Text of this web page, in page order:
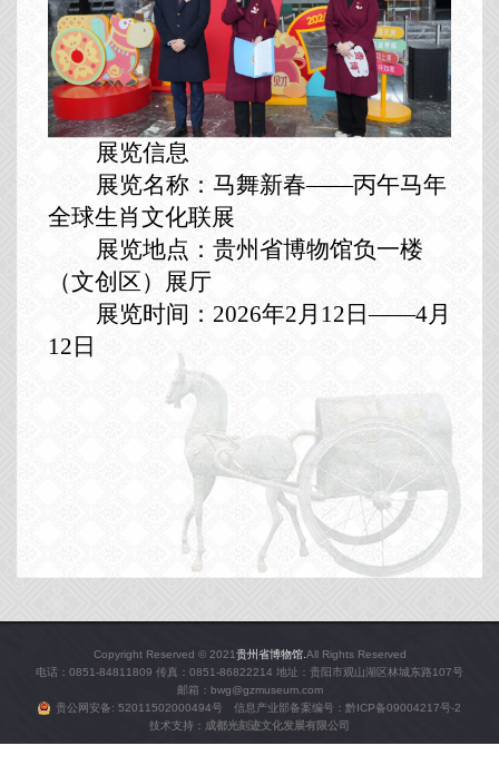
展览信息
展览名称：马舞新春——丙午马年
全球生肖文化联展
展览地点：贵州省博物馆负一楼
（文创区）展厅
展览时间：2026年2月12日——4月
12日
Copyright Reserved © 2021贵州省博物馆. All Rights Reserved
电话：0851-84811809 传真：0851-86822214 地址：贵阳市观山湖区林城东路107号
邮箱：bwg@gzmuseum.com
贵公网安备: 52011502000494号 信息产业部备案编号： 黔ICP备09004217号-2
技术支持： 成都光刻迹文化发展有限公司